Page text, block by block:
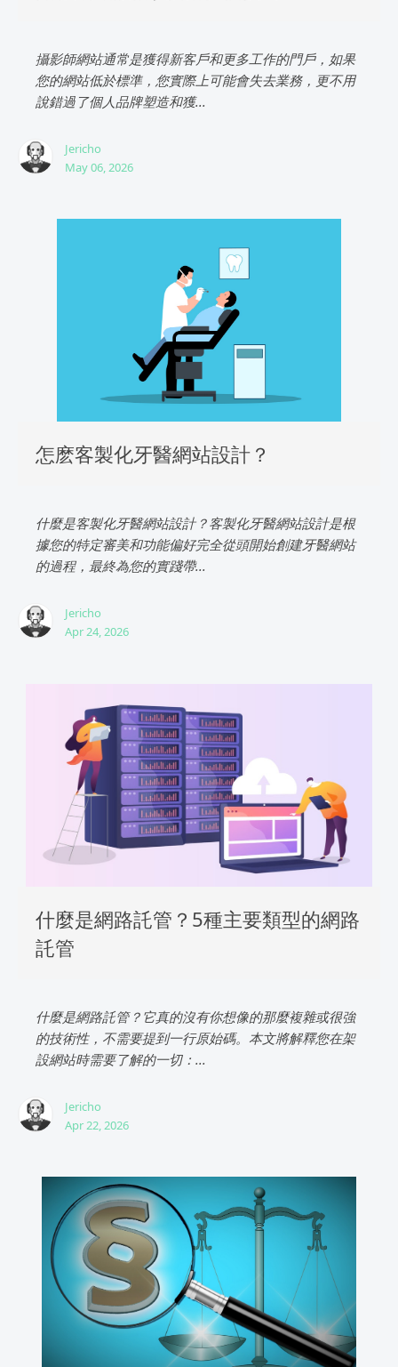
攝影師網站通常是獲得新客戶和更多工作的門戶，如果
您的網站低於標準，您實際上可能會失去業務，更不用
說錯過了個人品牌塑造和獲...
Jericho
May 06, 2026
怎麽客製化牙醫網站設計？
什麼是客製化牙醫網站設計？客製化牙醫網站設計是根
據您的特定審美和功能偏好完全從頭開始創建牙醫網站
的過程，最終為您的實踐帶...
Jericho
Apr 24, 2026
什麼是網路託管？5種主要類型的網路
託管
什麼是網路託管？它真的沒有你想像的那麼複雜或很強
的技術性，不需要提到一行原始碼。本文將解釋您在架
設網站時需要了解的一切：...
Jericho
Apr 22, 2026